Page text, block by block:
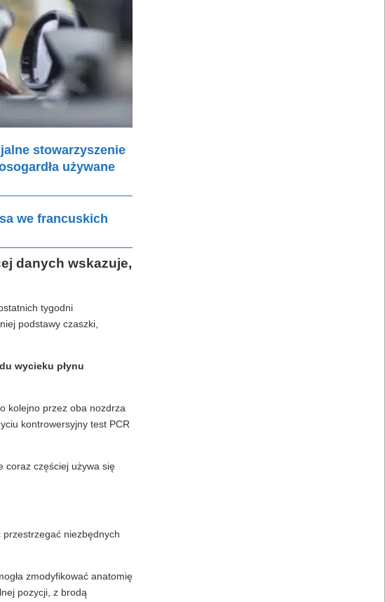
stowarzyszenie
używane
we francuskich
danych wskazuje,
tygodni
podstawy czaszki,
wycieku płynu
kolejno przez oba nozdrza
kontrowersyjny test PCR
coraz częściej używa się
przestrzegać niezbędnych
zmodyfikować anatomię
pozycji, z brodą